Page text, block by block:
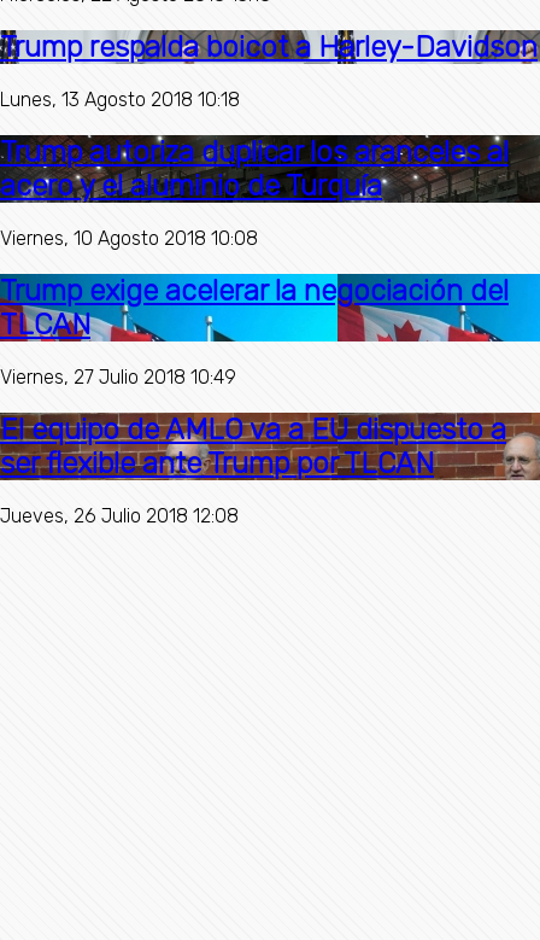
Trump respalda boicot a Harley-Davidson
Lunes, 13 Agosto 2018 10:18
Trump autoriza duplicar los aranceles al
acero y el aluminio de Turquía
Viernes, 10 Agosto 2018 10:08
Trump exige acelerar la negociación del
TLCAN
Viernes, 27 Julio 2018 10:49
El equipo de AMLO va a EU dispuesto a
ser flexible ante Trump por TLCAN
Jueves, 26 Julio 2018 12:08